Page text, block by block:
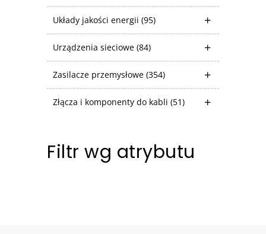
Układy jakości energii (95)
Urządzenia sieciowe (84)
Zasilacze przemysłowe (354)
Złącza i komponenty do kabli (51)
Filtr wg atrybutu